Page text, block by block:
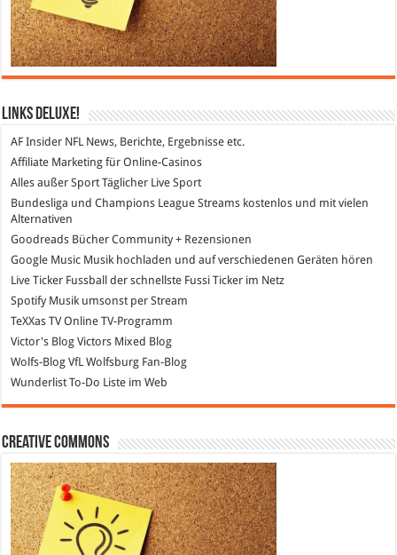
Links DeLuXe!
AF Insider NFL News, Berichte, Ergebnisse etc.
Affiliate Marketing für Online-Casinos
Alles außer Sport Täglicher Live Sport
Bundesliga und Champions League Streams kostenlos und mit vielen
Alternativen
Goodreads Bücher Community + Rezensionen
Google Music Musik hochladen und auf verschiedenen Geräten hören
Live Ticker Fussball der schnellste Fussi Ticker im Netz
SpotifyMusik umsonst per Stream
TeXXas TVOnline TV-Programm
Victor's Blog Victors Mixed Blog
Wolfs-Blog VfL Wolfsburg Fan-Blog
Wunderlist To-Do Liste im Web
Creative Commons